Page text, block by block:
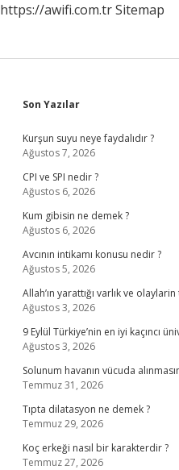
https://awifi.com.trSitemap
Sidebar
Son Yazılar
Kurşun suyu neye faydalıdır ?
Ağustos 7, 2026
CPI ve SPI nedir ?
Ağustos 6, 2026
Kum gibisin ne demek ?
Ağustos 6, 2026
Avcının intikamı konusu nedir ?
Ağustos 5, 2026
Allah’ın yarattığı varlık ve
Ağustos 3, 2026
9 Eylül Türkiye’nin en iyi kaçıncı
Ağustos 3, 2026
Solunum havanın vücuda
Temmuz 31, 2026
Tıpta dilatasyon ne demek ?
Temmuz 29, 2026
Koç erkeği nasıl bir karakterdir ?
Temmuz 27, 2026